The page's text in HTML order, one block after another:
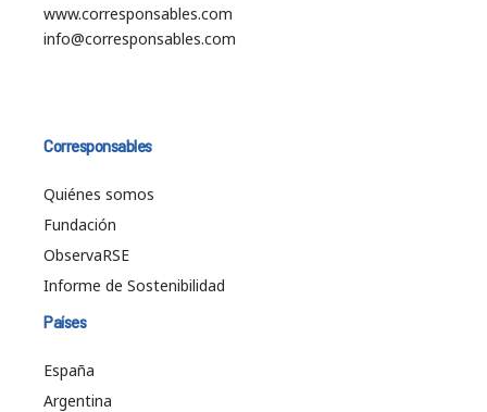
www.corresponsables.com
info@corresponsables.com
Corresponsables
Quiénes somos
Fundación
ObservaRSE
Informe de Sostenibilidad
Países
España
Argentina